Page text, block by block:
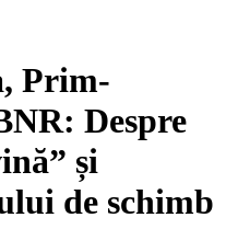
Prim-
Despre
și
de schimb